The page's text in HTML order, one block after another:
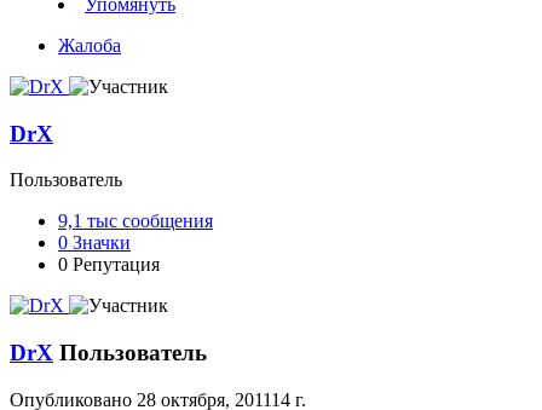
Упомянуть
Жалоба
DrX
Пользователь
9,1 тыс сообщения
0 Значки
0 Репутация
DrX Пользователь
Опубликовано 28 октября, 201114 г.